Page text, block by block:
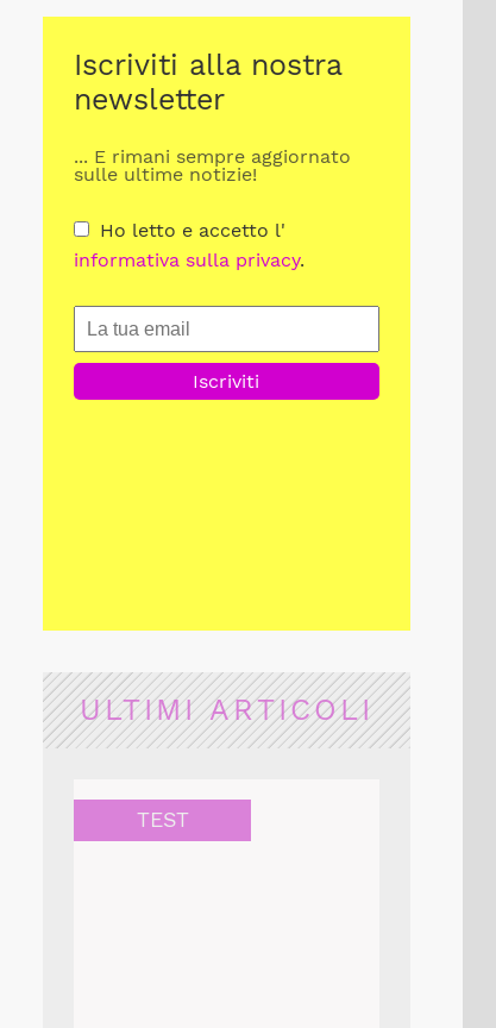
Iscriviti alla nostra
newsletter
... E rimani sempre aggiornato
sulle ultime notizie!
Ho letto e accetto l'
informativa sulla privacy.
ULTIMI ARTICOLI
TEST